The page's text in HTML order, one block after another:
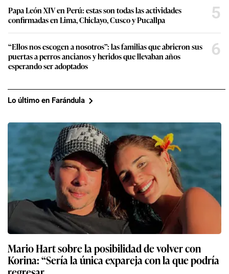
Papa León XIV en Perú: estas son todas las actividades
confirmadas en Lima, Chiclayo, Cusco y Pucallpa
5
“Ellos nos escogen a nosotros”: las familias que abrieron sus
puertas a perros ancianos y heridos que llevaban años
esperando ser adoptados
6
Lo último en Farándula
Mario Hart sobre la posibilidad de volver con
Korina: “Sería la única expareja con la que podría